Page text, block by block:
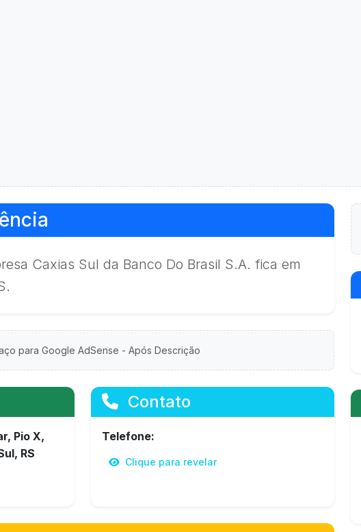
Caxias Sul da Banco Do Brasil S.A. fica em
para Google AdSense - Após Descrição
Pio X,
RS
Contato
Telefone:
Clique para revelar